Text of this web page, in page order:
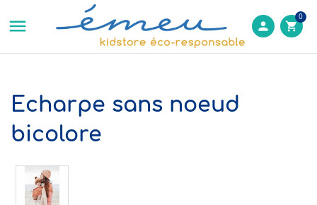
 person shopping_cart
0
Echarpe sans noeud
bicolore